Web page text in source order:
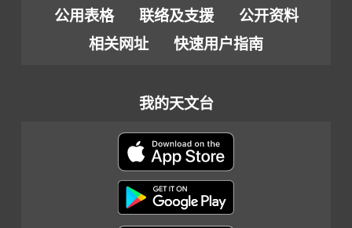
公用表格 联络及支援
公开资料
相关网址
快速用户指南
我的天文台